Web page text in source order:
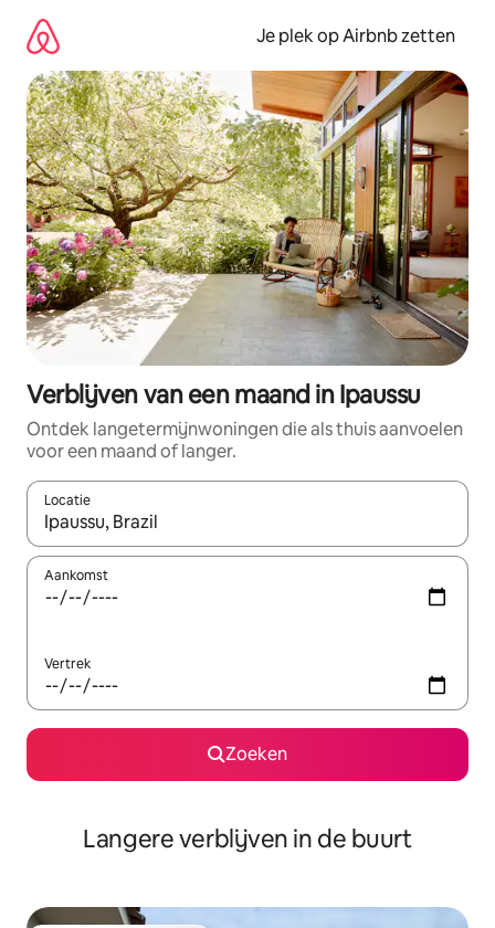
direct
naar
inhoud
Je plek op Airbnb zetten
Verblijven van een maand in Ipaussu
Ontdek langetermijnwoningen die als thuis aanvoelen
voor een maand of langer.
Locatie
Wanneer er resultaten beschikbaar zijn, maak je een keuze
Aankomst
Vertrek
Zoeken
Langere verblijven in de buurt